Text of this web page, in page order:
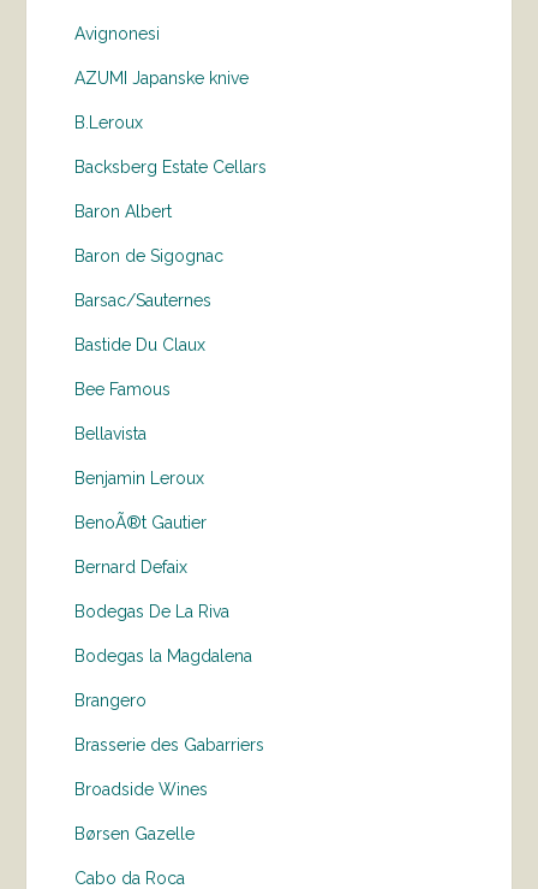
Avignonesi
AZUMI Japanske knive
B.Leroux
Backsberg Estate Cellars
Baron Albert
Baron de Sigognac
Barsac/Sauternes
Bastide Du Claux
Bee Famous
Bellavista
Benjamin Leroux
BenoÃ®t Gautier
Bernard Defaix
Bodegas De La Riva
Bodegas la Magdalena
Brangero
Brasserie des Gabarriers
Broadside Wines
Børsen Gazelle
Cabo da Roca